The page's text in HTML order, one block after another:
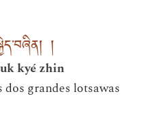
།
kyé zhin
grandes lotsawas